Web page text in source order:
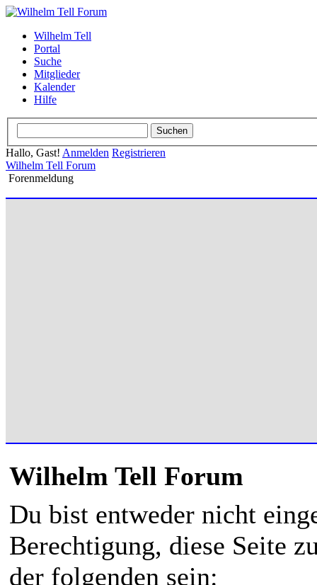
Wilhelm Tell
Portal
Suche
Mitglieder
Kalender
Hilfe
Hallo, Gast! Anmelden Registrieren
Wilhelm Tell Forum
Forenmeldung
Wilhelm Tell Forum
Du bist entweder nicht
Berechtigung, diese Seite
der folgenden sein: